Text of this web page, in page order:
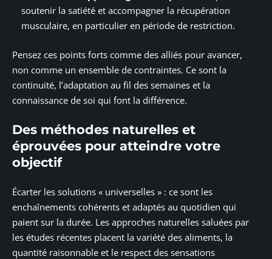
soutenir la satiété et accompagner la récupération
musculaire, en particulier en période de restriction.
Pensez ces points forts comme des alliés pour avancer,
non comme un ensemble de contraintes. Ce sont la
continuité, l’adaptation au fil des semaines et la
connaissance de soi qui font la différence.
Des méthodes naturelles et
éprouvées pour atteindre votre
objectif
Écarter les solutions « universelles » : ce sont les
enchaînements cohérents et adaptés au quotidien qui
paient sur la durée. Les approches naturelles saluées par
les études récentes placent la variété des aliments, la
quantité raisonnable et le respect des sensations